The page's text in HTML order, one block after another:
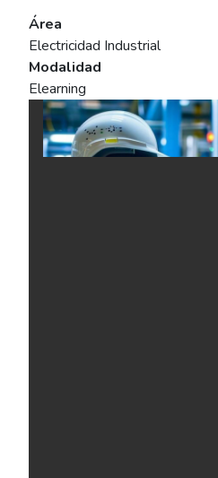
Área
Electricidad Industrial
Modalidad
Elearning
Ficha del curso